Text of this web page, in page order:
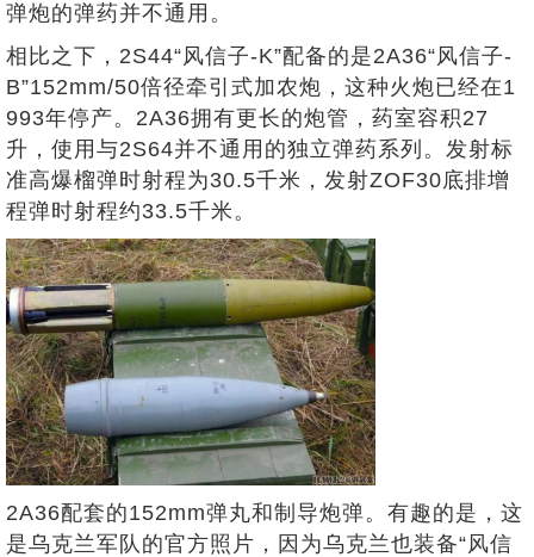
弹炮的弹药并不通用。
相比之下，2S44“风信子-K”配备的是2A36“风信子-
B”152mm/50倍径牵引式加农炮，这种火炮已经在1
993年停产。2A36拥有更长的炮管，药室容积27
升，使用与2S64并不通用的独立弹药系列。发射标
准高爆榴弹时射程为30.5千米，发射ZOF30底排增
程弹时射程约33.5千米。
2A36配套的152mm弹丸和制导炮弹。有趣的是，这
是乌克兰军队的官方照片，因为乌克兰也装备“风信